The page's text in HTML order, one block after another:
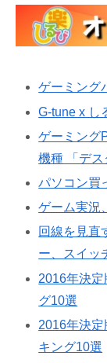
ゲーミング
G-tune x し
ゲーミング
機種 「デス
パソコン買
ゲーム実況
回線を見直
ー、スイッ
2016年決
グ10選
2016年決
キング10選